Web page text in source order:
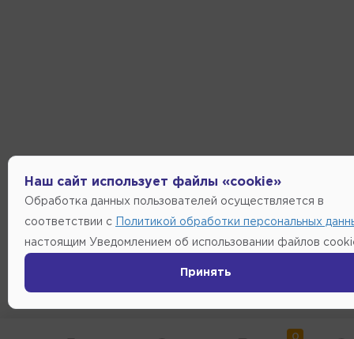
0
Наш сайт использует файлы «cookie»
Обработка данных пользователей осуществляется в
соответствии с Политикой обработки персональных
настоящим Уведомлением об использовании файлов
Принять